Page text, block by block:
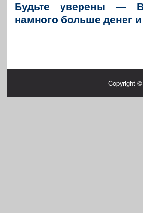
Будьте уверены —
намного больше денег
Copyright ©